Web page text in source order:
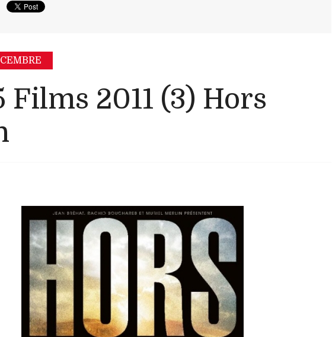
Films 2011 (3) Hors